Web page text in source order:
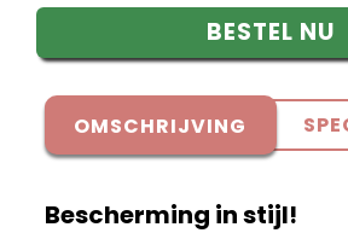
BESTEL NU
OMSCHRIJVING
Bescherming in stijl!